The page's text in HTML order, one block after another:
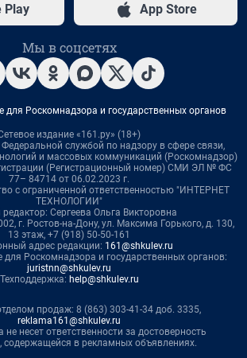
Play App Store
Мы в соцсетях
для Роскомнадзора и государственных органов
издание «161.ру» (18+)
службой по надзору в сфере связи,
и массовых коммуникаций (Роскомнадзор)
(Регистрационный номер) СМИ ЭЛ № ФС
77– 84714 от 06.02.2023 г.
с ограниченной ответственностью "ИНТЕРНЕТ
ТЕХНОЛОГИИ"
Сергеева Ольга Викторовна
г. Ростов-на-Дону, ул. Максима Горького, д. 130,
13 этаж, +7 (918) 50-50-161
адрес редакции: 161@shkulev.ru
для Роскомнадзора и государственных органов:
juristnn@shkulev.ru
Техподдержка: help@shkulev.ru
продаж: 8 (863) 303-41-34 доб. 3335,
reklama161@shkulev.ru
не несет ответственности за достоверность
в рекламных объявлениях.